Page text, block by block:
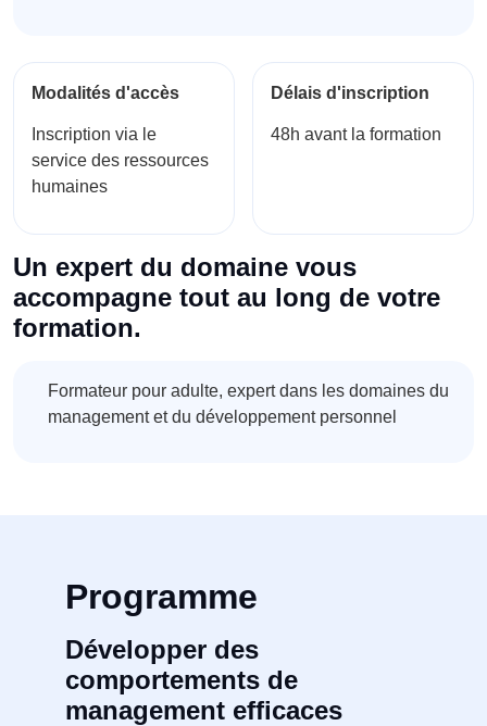
Modalités d'accès
Inscription via le
service des ressources
humaines
Délais d'inscription
48h avant la formation
Un expert du domaine vous
accompagne tout au long de votre
formation.
Formateur pour adulte, expert dans les domaines du
management et du développement personnel
Programme
Développer des
comportements de
management efficaces